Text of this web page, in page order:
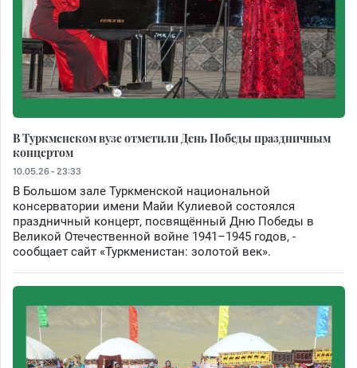
В Туркменском вузе отметили День Победы праздничным
концертом
10.05.26 - 23:33
В Большом зале Туркменской национальной
консерватории имени Майи Кулиевой состоялся
праздничный концерт, посвящённый Дню Победы в
Великой Отечественной войне 1941–1945 годов, -
сообщает сайт «Туркменистан: золотой век».